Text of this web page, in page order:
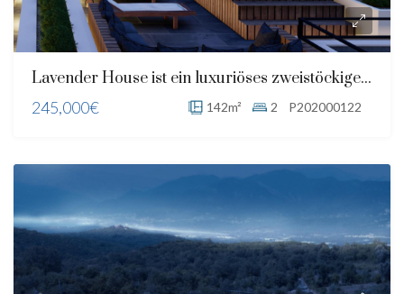
Lavender House ist ein luxuriöses zweistöckiges Wohngebäude mit Blick auf die Bucht von Kotor und den Berg Lovcen
245,000€
142m² 2 P202000122